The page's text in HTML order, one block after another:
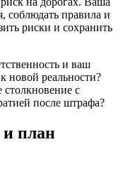
соблюдать правила и
риски и сохранить
и ваш
новой реальности?
с
после штрафа?
и план